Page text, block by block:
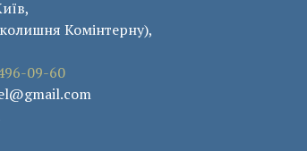
Комінтерну),
09-60